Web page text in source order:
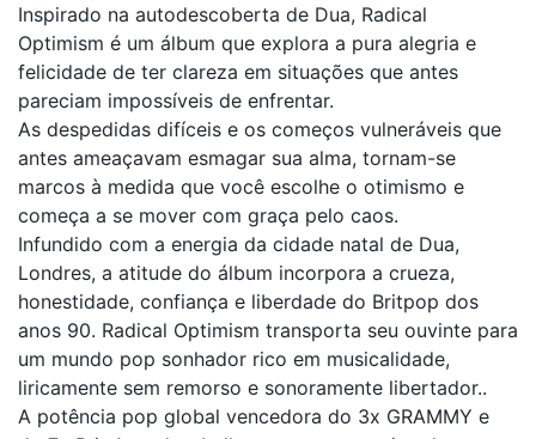
Inspirado na autodescoberta de Dua, Radical
Optimism é um álbum que explora a pura alegria e
felicidade de ter clareza em situações que antes
pareciam impossíveis de enfrentar.
As despedidas difíceis e os começos vulneráveis que
antes ameaçavam esmagar sua alma, tornam-se
marcos à medida que você escolhe o otimismo e
começa a se mover com graça pelo caos.
Infundido com a energia da cidade natal de Dua,
Londres, a atitude do álbum incorpora a crueza,
honestidade, confiança e liberdade do Britpop dos
anos 90. Radical Optimism transporta seu ouvinte para
um mundo pop sonhador rico em musicalidade,
liricamente sem remorso e sonoramente libertador..
A potência pop global vencedora do 3x GRAMMY e